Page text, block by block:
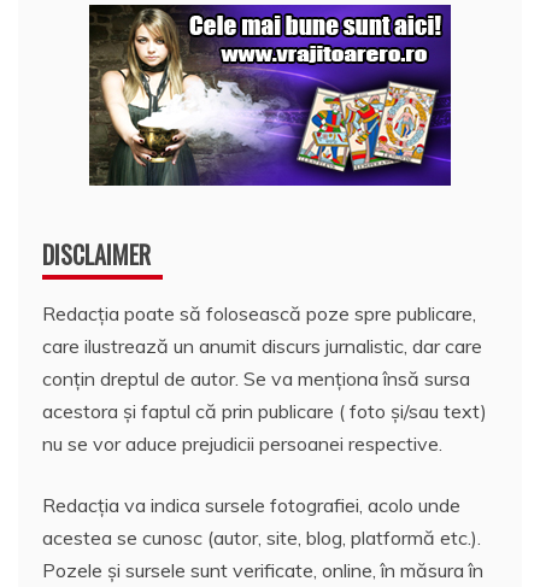
DISCLAIMER
Redacția poate să folosească poze spre publicare,
care ilustrează un anumit discurs jurnalistic, dar care
conțin dreptul de autor. Se va menționa însă sursa
acestora și faptul că prin publicare ( foto și/sau text)
nu se vor aduce prejudicii persoanei respective.
Redacția va indica sursele fotografiei, acolo unde
acestea se cunosc (autor, site, blog, platformă etc.).
Pozele și sursele sunt verificate, online, în măsura în